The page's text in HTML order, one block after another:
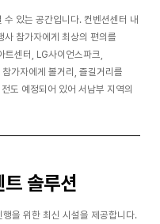
있는 공간입니다. 컨벤션센터 내
참가자에게 최상의 편의를
센터, LG사이언스파크,
가자에게 볼거리, 즐길거리를
도 예정되어 있어 서남부 지역의
솔루션
을 위한 최신 시설을 제공합니다.